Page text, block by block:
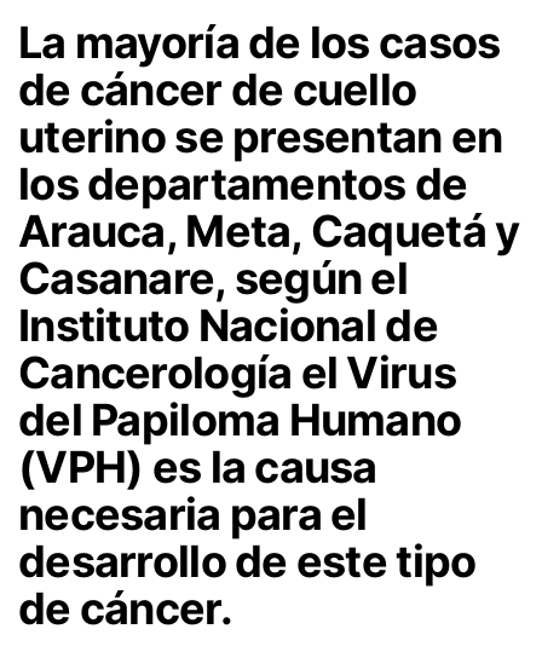
La mayoría de los casos
de cáncer de cuello
uterino se presentan en
los departamentos de
Arauca, Meta, Caquetá y
Casanare, según el
Instituto Nacional de
Cancerología el Virus
del Papiloma Humano
(VPH) es la causa
necesaria para el
desarrollo de este tipo
de cáncer.